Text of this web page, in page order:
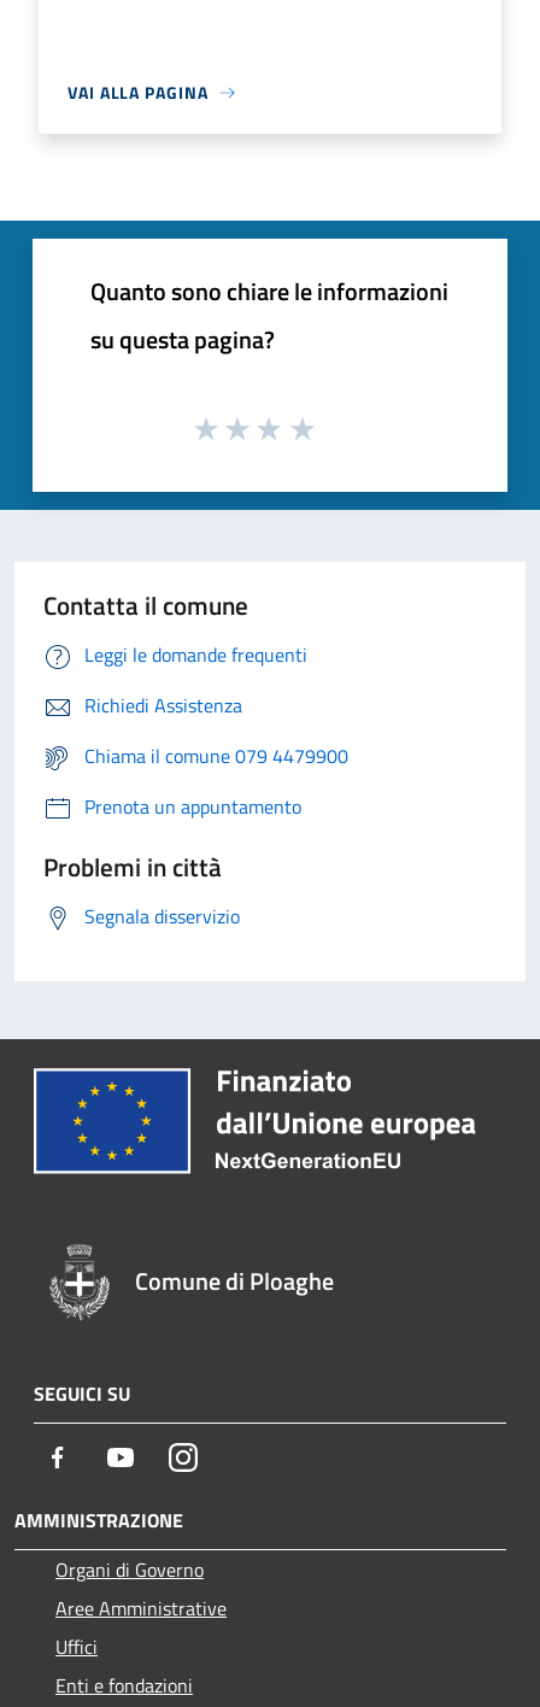
VAI ALLA PAGINA
Quanto sono chiare le informazioni
su questa pagina?
Contatta il comune
Leggi le domande frequenti
Richiedi Assistenza
Chiama il comune 079 4479900
Prenota un appuntamento
Problemi in città
Segnala disservizio
Comune di Ploaghe
SEGUICI SU
Facebook YoutubeInstagram
AMMINISTRAZIONE
Organi di Governo
Aree Amministrative
Uffici
Enti e fondazioni